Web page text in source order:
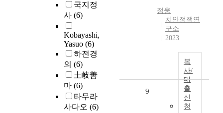
국지정
사 (6)
Kobayashi,
Yasuo (6)
하전경
의 (6)
土岐善
마 (6)
타무라
사다오 (6)
정웅
치안정책연
구소
2023
복
사/
대
출
신
청
9